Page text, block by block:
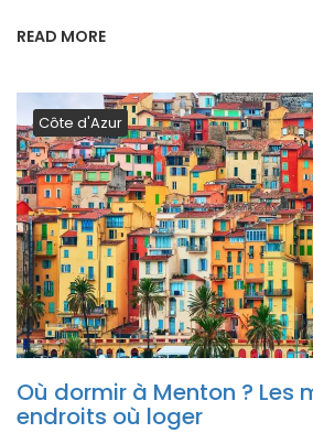
READ MORE
Côte d'Azur
Où dormir à Menton ? Les
endroits où loger